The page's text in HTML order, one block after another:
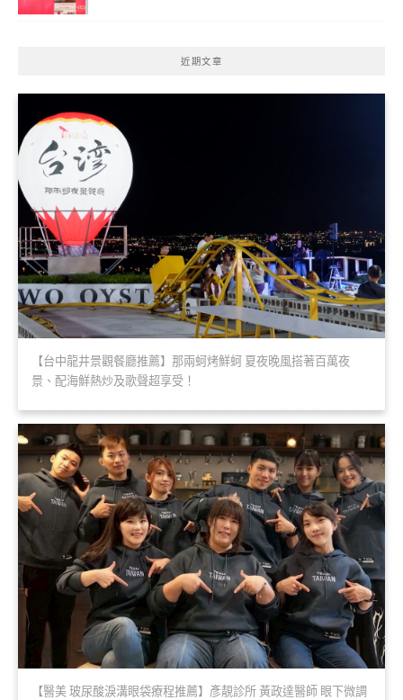
近期文章
【台中龍井景觀餐廳推薦】那兩蚵烤鮮蚵 夏夜晚風搭著百萬夜
景、配海鮮熱炒及歌聲超享受！
【醫美 玻尿酸淚溝眼袋療程推薦】彥靚診所 黃政達醫師 眼下微調